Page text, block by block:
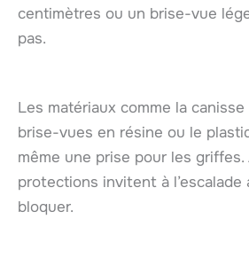
centimètres ou un brise-vue
pas.
Les matériaux comme la
brise-vues en résine ou le
même une prise pour les
protections invitent à l’escalade
bloquer.